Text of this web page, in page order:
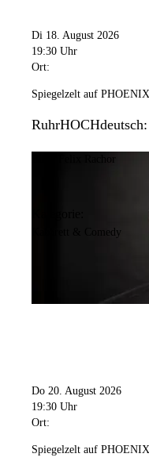
Di 18. August 2026
19:30 Uhr
Ort:
Spiegelzelt auf
Felix Rachor
Kabarett & Comedy
Do 20. August 2026
19:30 Uhr
Ort:
Spiegelzelt auf